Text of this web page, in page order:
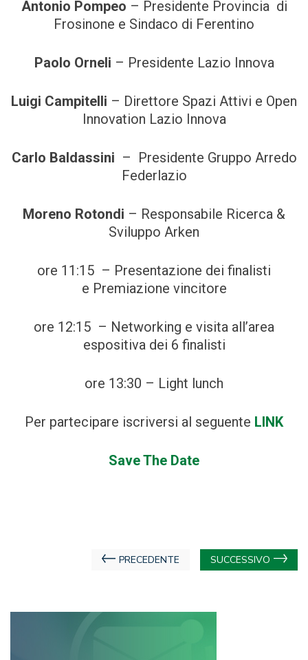
Antonio Pompeo – Presidente Provincia di
Frosinone e Sindaco di Ferentino
Paolo Orneli – Presidente Lazio Innova
Luigi Campitelli – Direttore Spazi Attivi e Open
Innovation Lazio Innova
Carlo Baldassini – Presidente Gruppo Arredo
Federlazio
Moreno Rotondi – Responsabile Ricerca &
Sviluppo Arken
ore 11:15 – Presentazione dei finalisti
e Premiazione vincitore
ore 12:15 – Networking e visita all’area
espositiva dei 6 finalisti
ore 13:30 – Light lunch
Per partecipare iscriversi al seguente LINK
Save The Date
Navigazione
PRECEDENTE SUCCESSIVO